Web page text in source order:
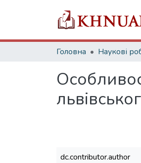
Головна Наукові
dc.contributor.author